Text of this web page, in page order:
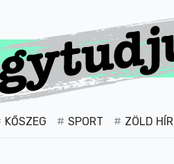
KŐSZEG SPORT ZÖLD